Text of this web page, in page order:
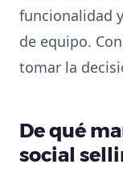
funcionalidad
de equipo.
tomar la
De qué
social